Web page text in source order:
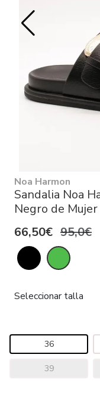
Noa Harmon
Sandalia Noa
Negro de Mujer
66,50€ 95,0€
Seleccionar talla
36
39